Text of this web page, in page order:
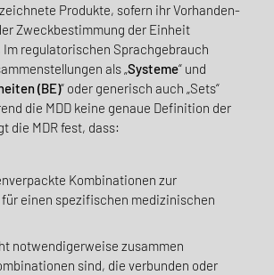
Produkte, sofern ihr Vorhanden­
Zweckbestimmung der Einheit
regulatorischen Sprach­gebrauch
als „Systeme“ und
(BE)“ oder generisch auch „Sets“
die MDD keine genaue Definition der
die MDR fest, dass:
Kombinationen zur
einen spezifischen medizinischen
notwendigerweise zusammen
sind, die verbunden oder